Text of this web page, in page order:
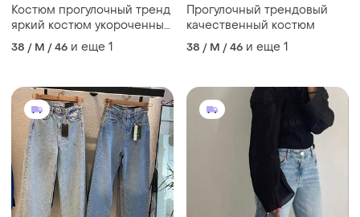
Костюм прогулочный тренд
яркий костюм укороченный
трендовый худи
38 / M / 46 и еще 1
Прогулочный трендовый
качественный костюм
38 / M / 46 и еще 1